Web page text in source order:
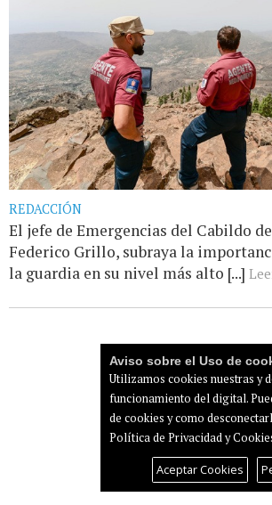
REDACCIÓN
El jefe de Emergencias del Cabildo
Federico Grillo, subraya la
la guardia en su nivel más alto [...]
Aviso sobre el Uso de
Utilizamos cookies nuestras y
funcionamiento del digital.
de cookies y como
Política de Privacidad y
Aceptar Cookies